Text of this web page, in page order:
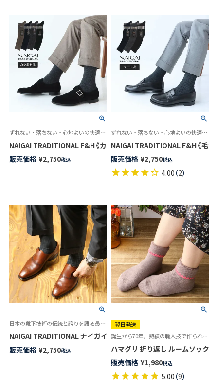
ずれない・落ちない・心地よいの快適トリプルニット
NAIGAI TRADITIONAL F&H《カシミヤ混》ロングホーズ 部位で編
販売価格 ¥2,750税込
ずれない・落ちない・心地よいの快適トリプルニット
NAIGAI TRADITIONAL F&H《毛
販売価格 ¥2,750税込
4.00（2）
日本の靴下技術の伝統と誇りを語る最高級の紳士靴下 SUPERIOR
NAIGAI TRADITIONAL ナイガイ最高級の紳士靴下 スーペリオール
販売価格 ¥2,750税込
翌日発送
誕生から70年。熟練の職人技で作られた逸品「ハマグリ」パイルソックス 冷えとり靴下
ハマグリ 折り返し ルームソック
販売価格 ¥1,980税込
5.00（9）